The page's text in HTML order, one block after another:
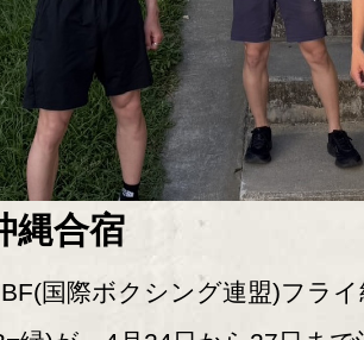
縄合宿
国際ボクシング連盟)フライ